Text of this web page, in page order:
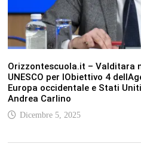
Orizzontescuola.it – Valditara
UNESCO per lObiettivo 4
Europa occidentale e Stati
Andrea Carlino
Dicembre 5, 2025